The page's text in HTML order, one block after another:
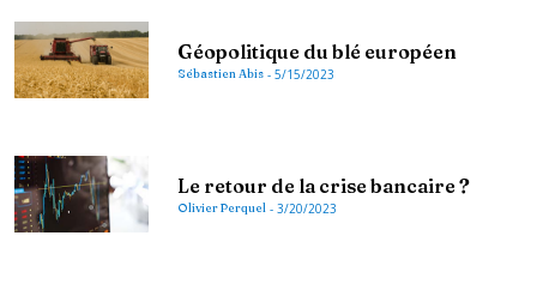
Géopolitique du blé européen
Sébastien Abis - 5/15/2023
Le retour de la crise bancaire ?
Olivier Perquel - 3/20/2023